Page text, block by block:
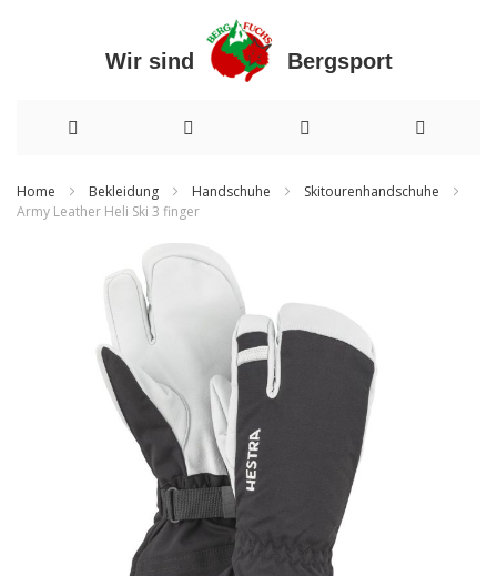
Wir sind Bergsport
zum
Home Bekleidung Handschuhe
Skitourenhandschuhe
Army Leather Heli Ski 3 finger